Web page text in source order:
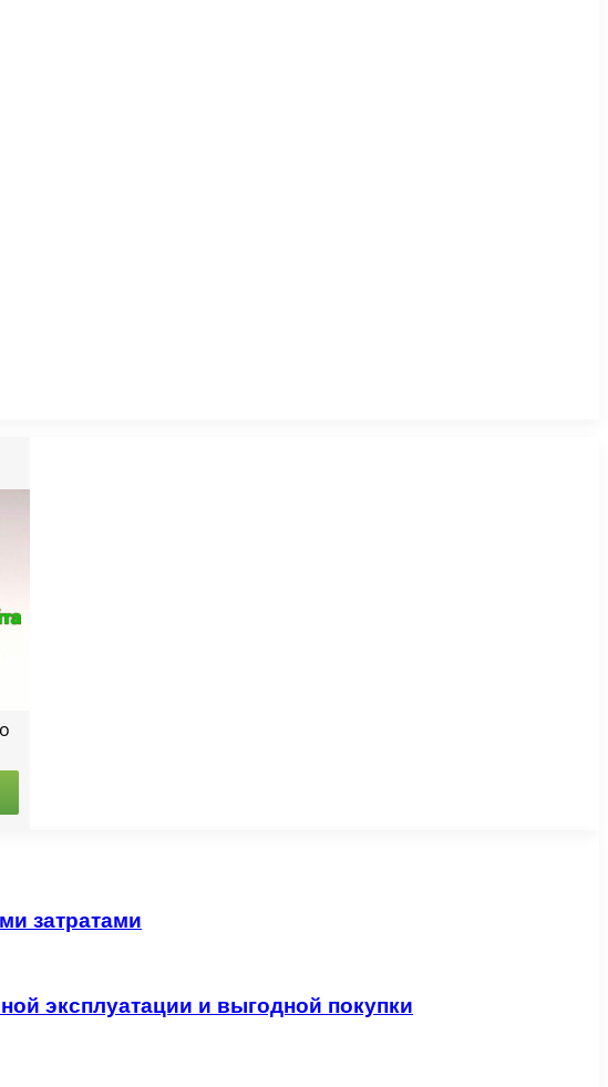
затратами
эксплуатации и выгодной покупки